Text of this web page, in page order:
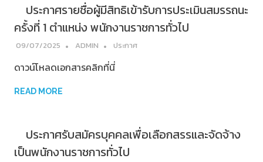
ประกาศรายชื่อผู้มีสิทธิเข้ารับการประเมินสมรรถนะ
ครั้งที่ 1 ตำแหน่ง พนักงานราชการทั่วไป
09/07/2025 ADMIN ประกาศ
ดาวน์โหลดเอกสารคลิกที่นี่
READ MORE
ประกาศรับสมัครบุคคลเพื่อเลือกสรรและจัดจ้าง
เป็นพนักงานราชการทั่วไป